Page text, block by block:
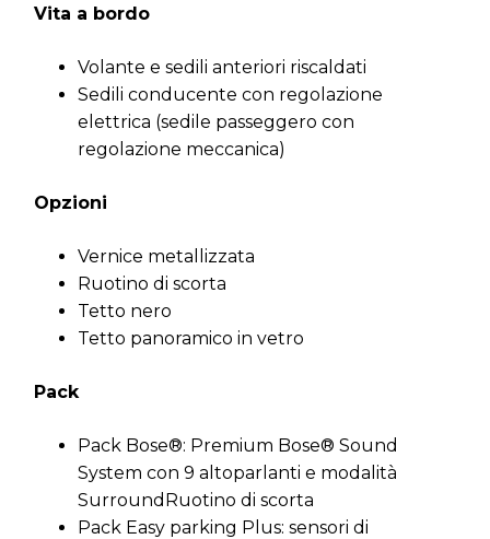
Vita a bordo
Volante e sedili anteriori riscaldati
Sedili conducente con regolazione
elettrica (sedile passeggero con
regolazione meccanica)
Opzioni
Vernice metallizzata
Ruotino di scorta
Tetto nero
Tetto panoramico in vetro
Pack
Pack Bose®: Premium Bose® Sound
System con 9 altoparlanti e modalità
SurroundRuotino di scorta
Pack Easy parking Plus: sensori di